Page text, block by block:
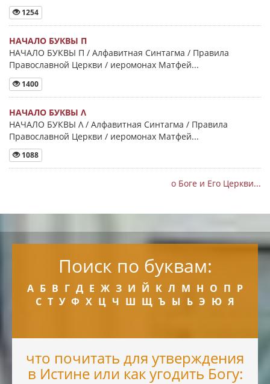
1254
НАЧАЛО БУКВЫ Π
НАЧАЛО БУКВЫ Π / Алфавитная Синтагма / Правила
Православной Церкви / иеромонах Матфей...
1400
НАЧАЛО БУКВЫ Λ
НАЧАЛО БУКВЫ Λ / Алфавитная Синтагма / Правила
Православной Церкви / иеромонах Матфей...
1088
о Боге и Его Церкви...
Поиск по буквам:
А Б В Г Д Е Ж З И Й К Л М Н О П Р
С Т У Ф Х Ц Ч Ш Щ Ъ Ы Ь Э Ю Я
что почитать для утверждения
в Истине или как угодить Богу: